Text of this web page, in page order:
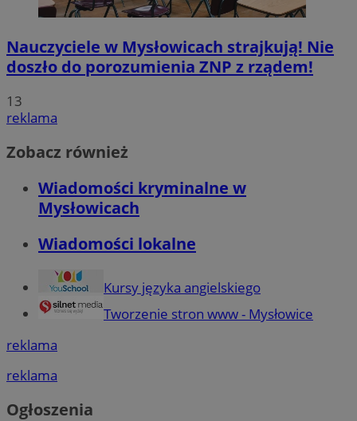
Nauczyciele w Mysłowicach strajkują! Nie
doszło do porozumienia ZNP z rządem!
13
reklama
Zobacz również
Wiadomości kryminalne w
Mysłowicach
Wiadomości lokalne
Kursy języka angielskiego
Tworzenie stron www - Mysłowice
reklama
reklama
Ogłoszenia